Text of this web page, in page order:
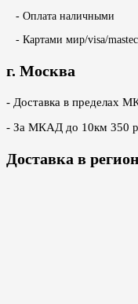
- Оплата наличными
- Картами мир/visa/
г. Москва
- Доставка в пределах
- За МКАД до 10км 350
Доставка в